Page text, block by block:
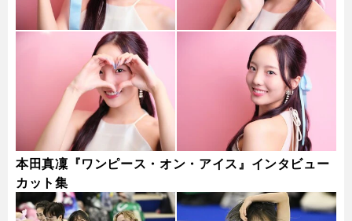
本田真凜『ワンピース・オン・アイス』インタビュー
カット集